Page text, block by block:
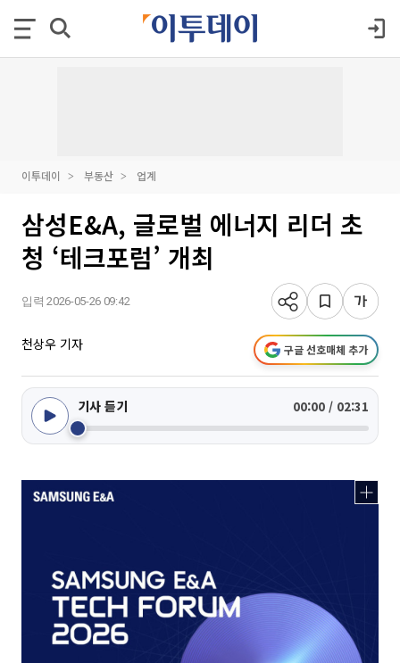
이투데이 부동산 업계
삼성E&A, 글로벌 에너지 리더 초
청 ‘테크포럼’ 개최
입력 2026-05-26 09:42
천상우 기자 구글 선호매체 추가
기사 듣기 00:00 / 02:31